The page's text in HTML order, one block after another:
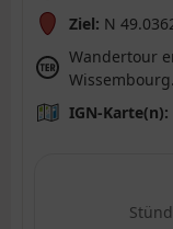
Ziel: N
Wandertour
Wissembourg.
IGN-Karte(n):